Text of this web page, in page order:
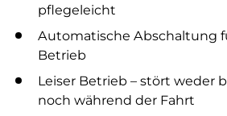
pflegeleicht
Automatische Abschaltung
Betrieb
Leiser Betrieb – stört weder
noch während der Fahrt